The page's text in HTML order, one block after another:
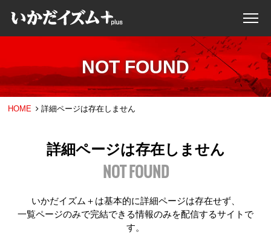
NOT FOUND
HOME 詳細ページは存在しません
詳細ページは存在しません
NOT FOUND
いかだイズム＋は基本的に詳細ページは存在せず、
一覧ページのみで完結できる情報のみを配信するサイトで
す。